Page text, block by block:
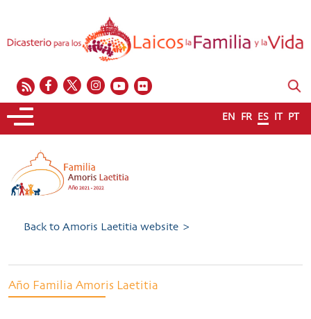
EN FR ES IT PT
Back to Amoris Laetitia website >
Año Familia Amoris Laetitia